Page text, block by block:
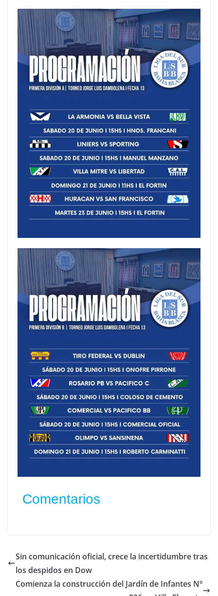
Comentarios
Sin comunicación oficial, crece la incertidumbre tras
los despidos en Dow
Comienza la construcción del Jardín de Infantes Nº